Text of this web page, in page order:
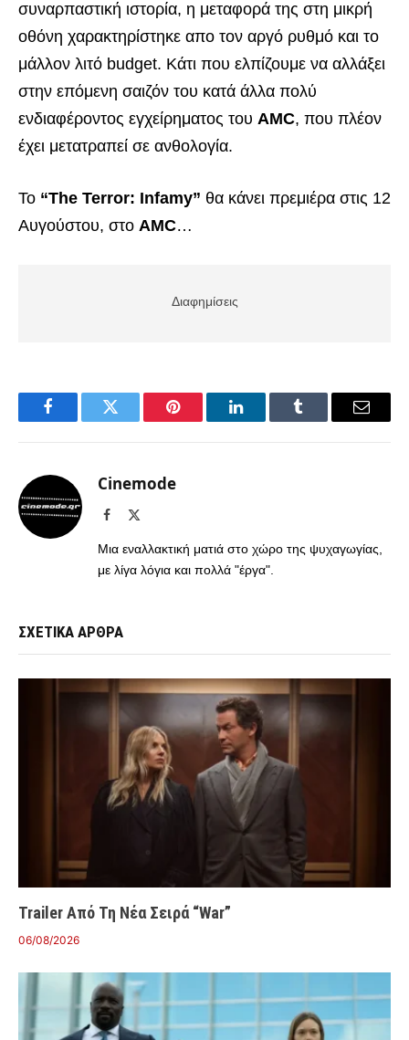
συναρπαστική ιστορία, η μεταφορά της στη μικρή
οθόνη χαρακτηρίστηκε απο τον αργό ρυθμό και το
μάλλον λιτό budget. Κάτι που ελπίζουμε να αλλάξει
στην επόμενη σαιζόν του κατά άλλα πολύ
ενδιαφέροντος εγχείρηματος του AMC, που πλέον
έχει μετατραπεί σε ανθολογία.
Το “The Terror: Infamy” θα κάνει πρεμιέρα στις 12
Αυγούστου, στο AMC…
Διαφημίσεις
FacebookTwitter Pinterest LinkedInTumblr Email
Cinemode
Facebook
Μια εναλλακτική ματιά στο χώρο της ψυχαγωγίας,
με λίγα λόγια και πολλά "έργα".
ΣΧΕΤΙΚΑ ΑΡΘΡΑ
Trailer Από Τη Νέα Σειρά “War”
06/08/2026